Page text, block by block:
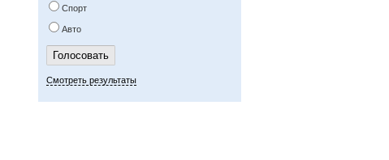
Спорт
Авто
Смотреть результаты